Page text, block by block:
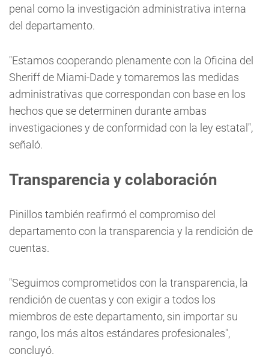
penal como la investigación administrativa interna
del departamento.
"Estamos cooperando plenamente con la Oficina del
Sheriff de Miami-Dade y tomaremos las medidas
administrativas que correspondan con base en los
hechos que se determinen durante ambas
investigaciones y de conformidad con la ley estatal",
señaló.
Transparencia y colaboración
Pinillos también reafirmó el compromiso del
departamento con la transparencia y la rendición de
cuentas.
"Seguimos comprometidos con la transparencia, la
rendición de cuentas y con exigir a todos los
miembros de este departamento, sin importar su
rango, los más altos estándares profesionales",
concluyó.